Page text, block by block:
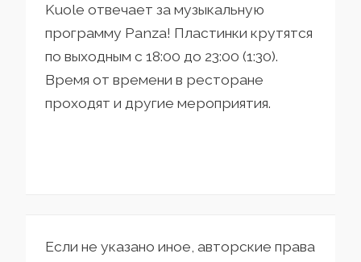
Kuole отвечает за музыкальную
программу Panza! Пластинки крутятся
по выходным с 18:00 до 23:00 (1:30).
Время от времени в ресторане
проходят и другие мероприятия.
Если не указано иное, авторские права